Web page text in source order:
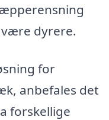
være dyrere.
for
anbefales det
forskellige